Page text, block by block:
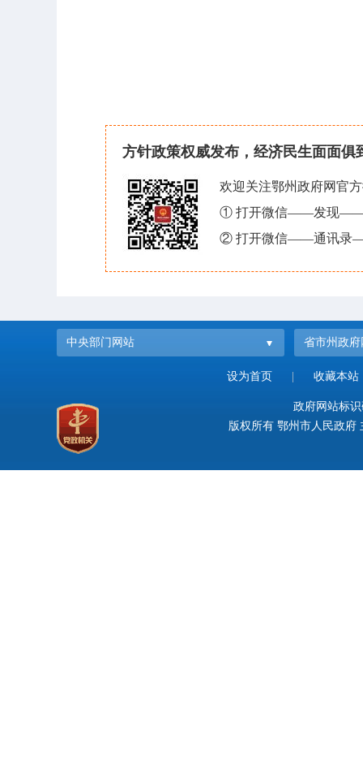
方针政策权威发布，经济民生面面俱
欢迎关注鄂州政府网官
① 打开微信——发现——
② 打开微信——通讯录
中央部门网站 省市州政府
设为首页 收藏本站
政府网站标
版权所有 鄂州市人民政府